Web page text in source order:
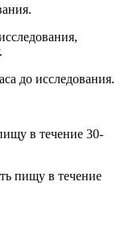
до исследования.
в течение 30-
пищу в течение